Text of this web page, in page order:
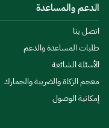
الدعم والمساعدة
اتصل بنا
طلبات المساعدة والدعم
الأسئلة الشائعة
معجم الزكاة والضريبة والجمارك
إمكانية الوصول